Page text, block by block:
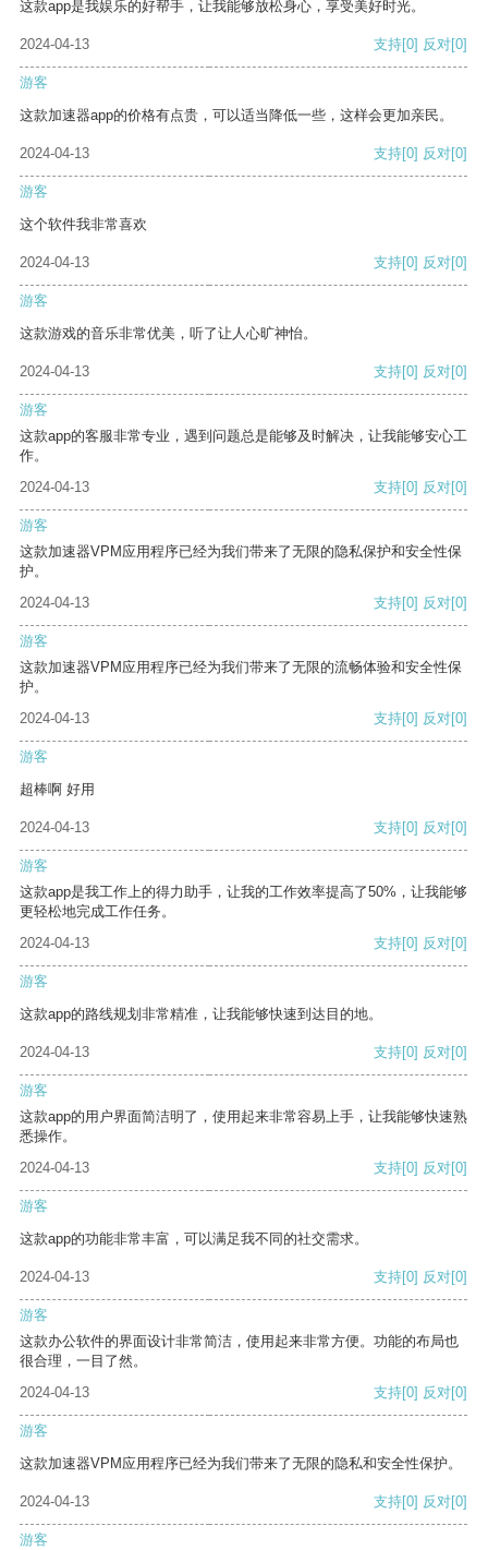
这款app是我娱乐的好帮手，让我能够放松身心，享受美好时光。
2024-04-13 支持[0] 反对[0]
游客
这款加速器app的价格有点贵，可以适当降低一些，这样会更加亲民。
2024-04-13 支持[0] 反对[0]
游客
这个软件我非常喜欢
2024-04-13 支持[0] 反对[0]
游客
这款游戏的音乐非常优美，听了让人心旷神怡。
2024-04-13 支持[0] 反对[0]
游客
这款app的客服非常专业，遇到问题总是能够及时解决，让我能够安心工
作。
2024-04-13
支持[0] 反对[0]
游客
这款加速器VPM应用程序已经为我们带来了无限的隐私保护和安全性保
护。
2024-04-13
支持[0] 反对[0]
游客
这款加速器VPM应用程序已经为我们带来了无限的流畅体验和安全性保
护。
2024-04-13
支持[0] 反对[0]
游客
超棒啊 好用
2024-04-13 支持[0] 反对[0]
游客
这款app是我工作上的得力助手，让我的工作效率提高了50%，让我能够
更轻松地完成工作任务。
2024-04-13
支持[0] 反对[0]
游客
这款app的路线规划非常精准，让我能够快速到达目的地。
2024-04-13 支持[0] 反对[0]
游客
这款app的用户界面简洁明了，使用起来非常容易上手，让我能够快速熟
悉操作。
2024-04-13
支持[0] 反对[0]
游客
这款app的功能非常丰富，可以满足我不同的社交需求。
2024-04-13 支持[0] 反对[0]
游客
这款办公软件的界面设计非常简洁，使用起来非常方便。功能的布局也
很合理，一目了然。
2024-04-13
支持[0] 反对[0]
游客
这款加速器VPM应用程序已经为我们带来了无限的隐私和安全性保护。
2024-04-13 支持[0] 反对[0]
游客